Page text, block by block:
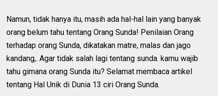
Namun, tidak hanya itu, masih ada hal-hal lain yang banyak
orang belum tahu tentang Orang Sunda! Penilaian Orang
terhadap orang Sunda, dikatakan matre, malas dan jago
kandang,. Agar tidak salah lagi tentang sunda. kamu wajib
tahu gimana orang Sunda itu? Selamat membaca artikel
tentang Hal Unik di Dunia 13 ciri Orang Sunda.